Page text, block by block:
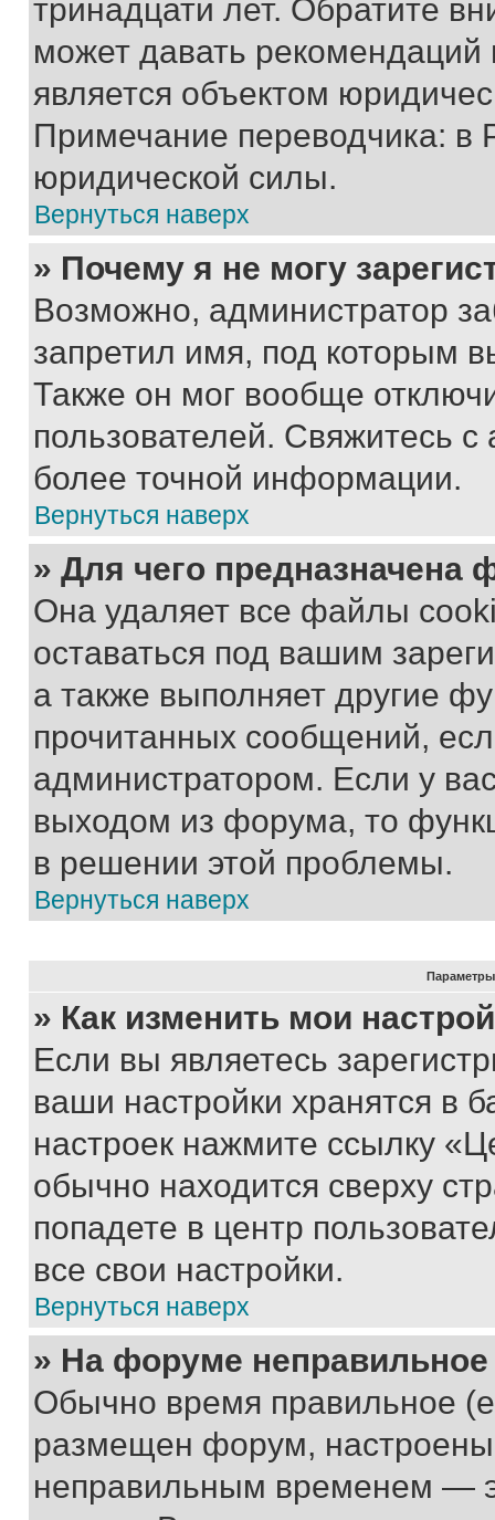
тринадцати лет. Обратите
может давать
является объектом
Примечание переводчика: в
юридической силы.
Вернуться наверх
» Почему я не могу
Возможно, администратор
запретил имя, под которым
Также он мог вообще
пользователей. Свяжитесь
более точной информации.
Вернуться наверх
» Для чего предназначена
Она удаляет все файлы
оставаться под вашим
а также выполняет другие
прочитанных сообщений,
администратором. Если у
выходом из форума, то
в решении этой проблемы.
Вернуться наверх
Параметры
» Как изменить мои
Если вы являетесь
ваши настройки хранятся в
настроек нажмите ссылку
обычно находится сверху
попадете в центр
все свои настройки.
Вернуться наверх
» На форуме
Обычно время правильное
размещен форум, настроены
неправильным временем —